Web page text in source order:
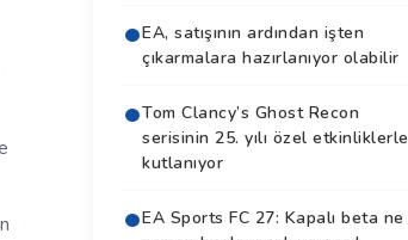
EA, satışının ardından işten
çıkarmalara hazırlanıyor olabilir
Tom Clancy’s Ghost Recon
serisinin 25. yılı özel etkinliklerle
kutlanıyor
EA Sports FC 27: Kapalı beta ne